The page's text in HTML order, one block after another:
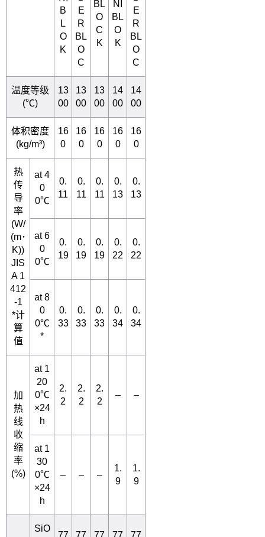
B
L
O
K
E
R
BL
O
C
BL
O
C
K
NI
BL
O
K
E
R
BL
O
C
温度等级
(℃)
13
00
13
00
13
00
14
00
14
00
体积密度
(kg/m³)
16
0
16
0
16
0
16
0
16
0
热
传
导
率
(W/
(m･
K))
JIS
A 1
412
-1
*计
算
值
at 4
0
0℃
0.
11
0.
11
0.
11
0.
13
0.
13
at 6
0
0℃
0.
19
0.
19
0.
19
0.
22
0.
22
at 8
0
0℃
*
0.
33
0.
33
0.
33
0.
34
0.
34
加
热
线
收
缩
率
(%)
at 1
20
0℃
×24
h
2.
2
2.
2
2.
2
– –
at 1
30
0℃
×24
h
– – –
1.
9
1.
9
SiO
77 77 77 77 77